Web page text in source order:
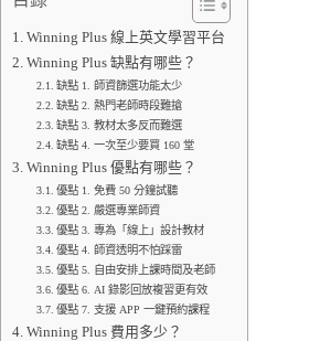
Winning Plus 線上英文學習平台
Winning Plus 缺點有哪些？
缺點 1. 師資篩選功能太少
缺點 2. 熱門老師時段難搶
缺點 3. 教材太多反而難選
缺點 4. 一次至少要買 160 堂
Winning Plus 優點有哪些？
優點 1. 免費 50 分鐘試聽
優點 2. 嚴選專業師資
優點 3. 專為「線上」設計教材
優點 4. 師資透明不怕踩雷
優點 5. 自由安排上課時間及老師
優點 6. AI 錄影回放複習更有效
優點 7. 支援 APP 一鍵預約課程
Winning Plus 費用多少？